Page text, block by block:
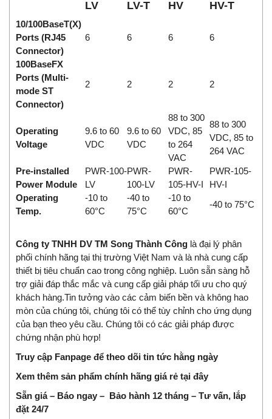
LV LV-T HV HV-T
10/100BaseT(X)
Ports (RJ45
Connector)
6 6 6 6
100BaseFX
Ports (Multi-
mode ST
Connector)
2 2 2 2
Operating
Voltage
9.6 to 60
VDC
9.6 to 60
VDC
88 to 300
VDC, 85
to 264
VAC
88 to 300
VDC, 85 to
264 VAC
Pre-installed
Power Module
PWR-100-
LV
PWR-
100-LV
PWR-
105-HV-I
PWR-105-
HV-I
Operating
Temp.
-10 to
60°C
-40 to
75°C
-10 to
60°C
-40 to 75°C
Công ty TNHH DV TM Song Thành Công là đại lý phân
phối chính hãng tại thị trường Việt Nam và là nhà cung cấp
thiết bị tiêu chuẩn cao trong công nghiệp. Luôn sẵn sàng hỗ
trợ giải đáp thắc mắc và cung cấp giải pháp tối ưu cho quý
khách hàng.Tin tưởng vào các cảm biến bền và không hao
mòn của chúng tôi, chúng tôi có thể tùy chỉnh cho ứng dụng
của bạn theo yêu cầu. Chúng tôi có các giải pháp được
chứng nhận phù hợp!
Truy cập Fanpage để theo dõi tin tức hằng ngày
Xem thêm sản phẩm chính hãng giá rẻ tại đây
Sẵn giá – Báo ngay – Bảo hành 12 tháng – Tư vấn, lắp
đặt 24/7